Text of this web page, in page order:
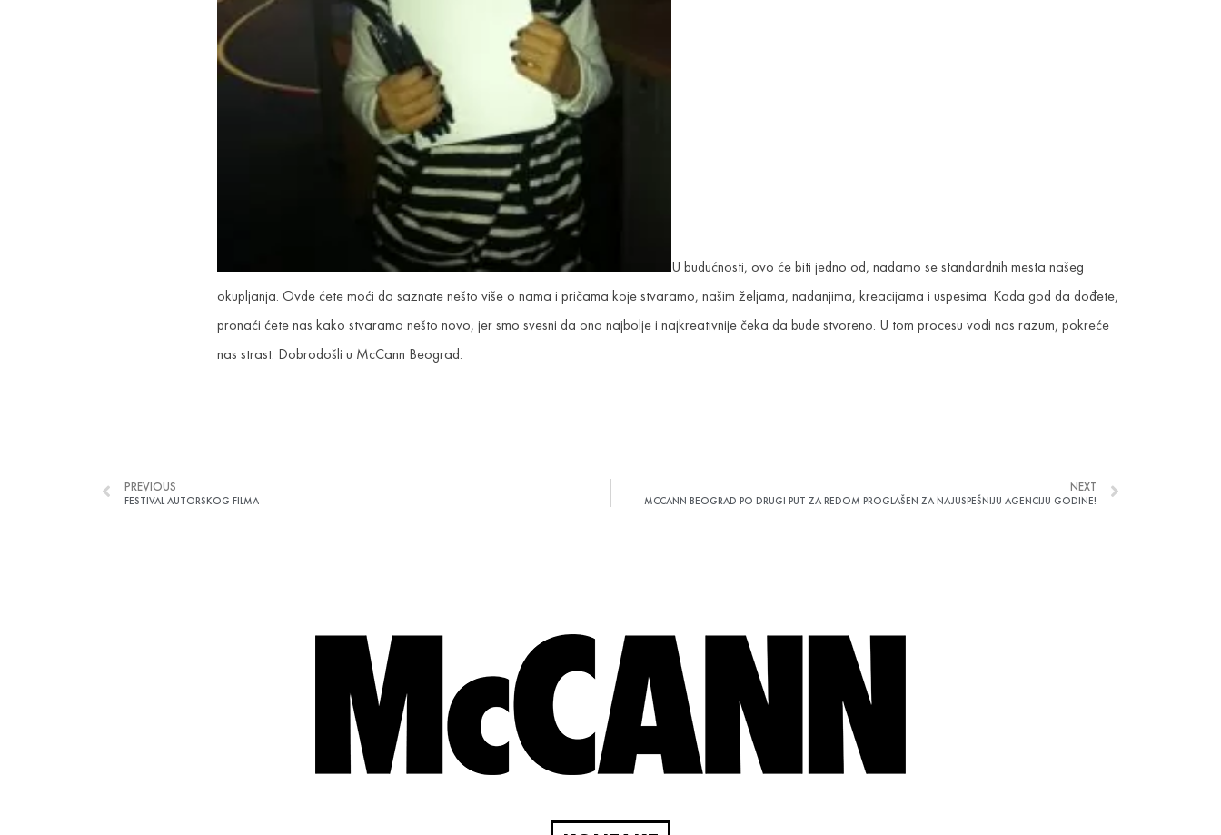
U budućnosti, ovo će biti jedno od, nadamo se standardnih mesta našeg
okupljanja. Ovde ćete moći da saznate nešto više o nama i pričama koje stvaramo, našim željama, nadanjima, kreacijama i uspesima. Kada god da dođete,
pronaći ćete nas kako stvaramo nešto novo, jer smo svesni da ono najbolje i najkreativnije čeka da bude stvoreno. U tom procesu vodi nas razum, pokreće
nas strast. Dobrodošli u McCann Beograd.
PREVIOUS
FESTIVAL AUTORSKOG FILMA
NEXT
MCCANN BEOGRAD PO DRUGI PUT ZA REDOM PROGLAŠEN ZA NAJUSPEŠNIJU AGENCIJU GODINE!